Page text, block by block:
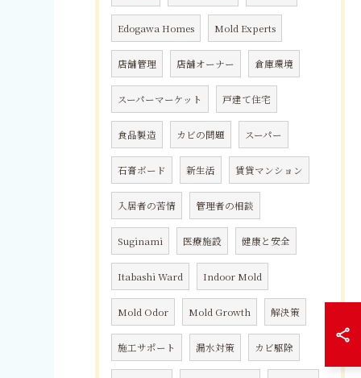
Edogawa Homes Mold Experts
店舗管理 店舗オーナー 倉庫環境
スーパーマーケット 戸建て住宅
食品製造 カビの問題 スーパー
石膏ボード 新生活 賃貸マンション
入居者の苦情 管理者の相談
Suginami 医療施設 健康と安全
Itabashi Ward Indoor Mold
Mold Odor Mold Growth 解決策
施工サポート 漏水対策 カビ駆除